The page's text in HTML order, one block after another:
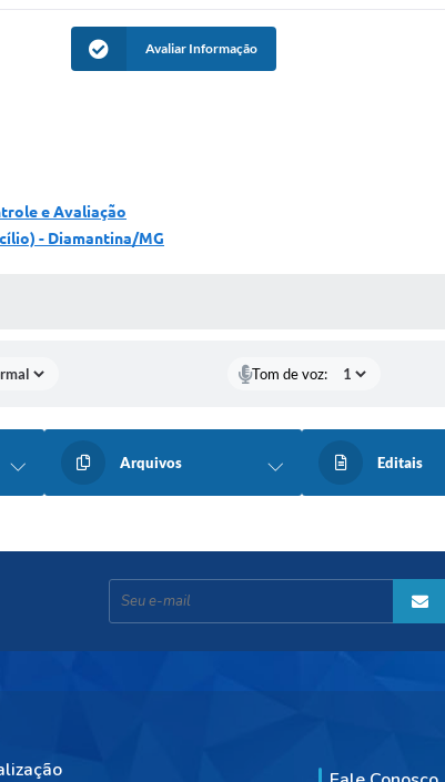
Avaliar Informação
e Avaliação
- Diamantina/MG
Tom de voz:
Arquivos Editais